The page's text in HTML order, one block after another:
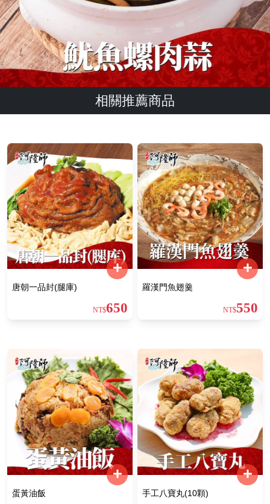
相關推薦商品
唐朝一品封(腿庫)
NT$650
羅漢門魚翅羹
NT$550
蛋黃油飯 手工八寶丸(10顆)